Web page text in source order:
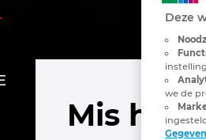
Mis het
Deze
we de